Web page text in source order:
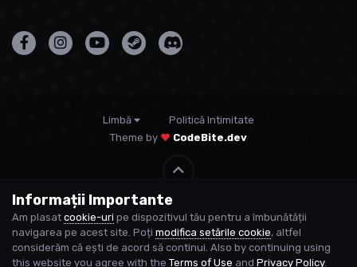
Limbă
Politică Intimitate
Theme by
CodeBite.dev
© USP
Powered by Invision Community
Informații Importante
Am plasat cookie-uri pe dispozitivul tău pentru a îmbunătății
navigarea pe acest site. Poți modifica setările cookie, altfel
considerăm că ești de acord să continui. Also by continuing using
this website you agree with the Terms of Use and Privacy Policy.